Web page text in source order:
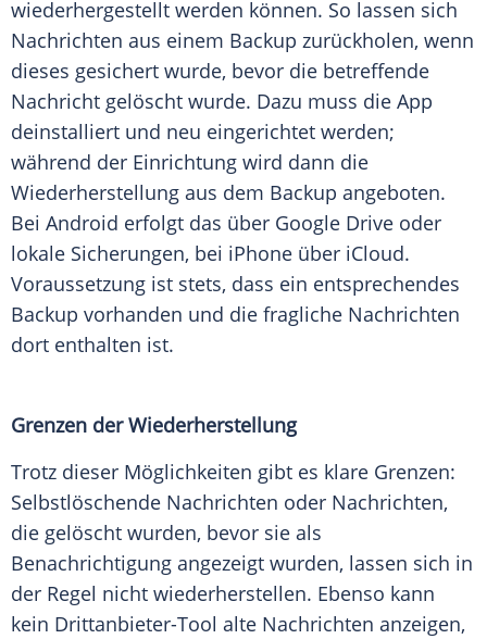
wiederhergestellt werden können. So lassen sich
Nachrichten aus einem Backup zurückholen, wenn
dieses gesichert wurde, bevor die betreffende
Nachricht gelöscht wurde. Dazu muss die App
deinstalliert und neu eingerichtet werden;
während der Einrichtung wird dann die
Wiederherstellung aus dem Backup angeboten.
Bei Android erfolgt das über Google Drive oder
lokale Sicherungen, bei iPhone über iCloud.
Voraussetzung ist stets, dass ein entsprechendes
Backup vorhanden und die fragliche Nachrichten
dort enthalten ist.
Grenzen der Wiederherstellung
Trotz dieser Möglichkeiten gibt es klare Grenzen:
Selbstlöschende Nachrichten oder Nachrichten,
die gelöscht wurden, bevor sie als
Benachrichtigung angezeigt wurden, lassen sich in
der Regel nicht wiederherstellen. Ebenso kann
kein Drittanbieter-Tool alte Nachrichten anzeigen,